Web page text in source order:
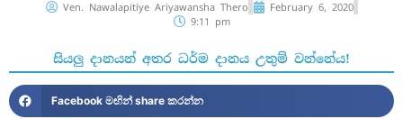
Ven. Nawalapitiye Ariyawansha Thero
February 6, 2020
9:11 pm
සියලු දානයන් අතර ධර්ම දානය උතුම් වන්නේය!
Facebook මඟින් share කරන්න